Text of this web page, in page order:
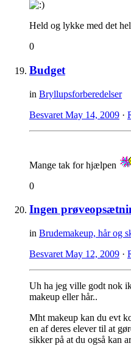
Held og lykke med det
0
Budget
in Bryllupsforberedelser
Besvaret May 14, 2009 ·
Mange tak for hjælpen
0
Ingen
in Brudemakeup, hår og
Besvaret May 12, 2009 ·
Uh ha jeg ville godt nok
makeup eller hår..
Mht makeup kan du evt
en af deres elever til at
sikker på at du også kan